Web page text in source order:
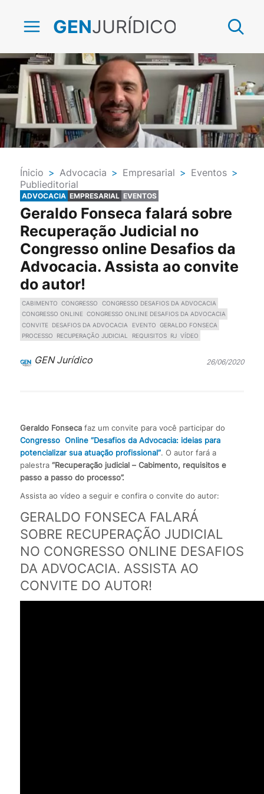
GENJURÍDICO
Ínicio > Advocacia > Empresarial > Eventos >
Publieditorial
ADVOCACIA EMPRESARIAL EVENTOS
Geraldo Fonseca falará sobre
Recuperação Judicial no
Congresso online Desafios da
Advocacia. Assista ao convite
do autor!
CABIMENTO CONGRESSO
CONGRESSO DESAFIOS DA ADVOCACIA
CONGRESSO ONLINE CONGRESSO ONLINE DESAFIOS DA ADVOCACIA
CONVITE
DESAFIOS DA ADVOCACIA EVENTO GERALDO FONSECA
PROCESSO
RECUPERAÇÃO JUDICIAL REQUISITOS RJ VÍDEO
GEN Jurídico 26/06/2020
Geraldo Fonsecafaz um convite para você participar do
Congresso Online “Desafios da Advocacia: ideias para
potencializar sua atuação profissional”. O autor fará a
palestra“Recuperação judicial – Cabimento, requisitos e
passo a passo do processo”.
Assista ao vídeo a seguir e confira o convite do autor:
GERALDO FONSECA FALARÁ
SOBRE RECUPERAÇÃO JUDICIAL
NO CONGRESSO ONLINE DESAFIOS
DA ADVOCACIA. ASSISTA AO
CONVITE DO AUTOR!